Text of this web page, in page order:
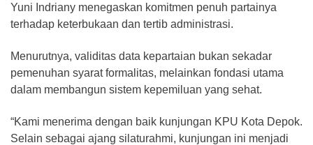
Yuni Indriany menegaskan komitmen penuh partainya
terhadap keterbukaan dan tertib administrasi.
Menurutnya, validitas data kepartaian bukan sekadar
pemenuhan syarat formalitas, melainkan fondasi utama
dalam membangun sistem kepemiluan yang sehat.
“Kami menerima dengan baik kunjungan KPU Kota Depok.
Selain sebagai ajang silaturahmi, kunjungan ini menjadi